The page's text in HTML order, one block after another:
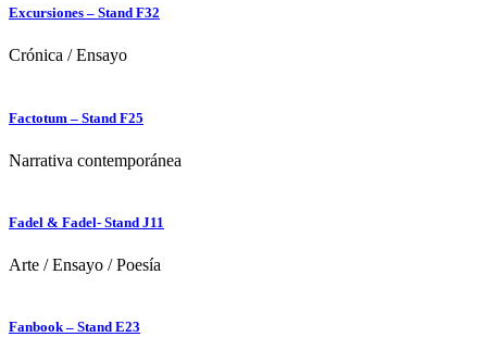
Excursiones – Stand F32
Crónica /Ensayo
Factotum – Stand F25
Narrativa contemporánea
Fadel & Fadel- Stand J11
Arte /Ensayo /Poesía
Fanbook – Stand E23